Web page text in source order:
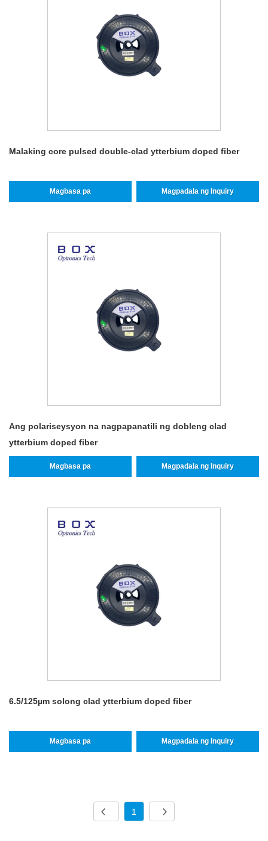
Malaking core pulsed double-clad ytterbium doped fiber
Magbasa pa Magpadala ng Inquiry
Ang polariseysyon na nagpapanatili ng dobleng clad
ytterbium doped fiber
Magbasa pa Magpadala ng Inquiry
6.5/125µm solong clad ytterbium doped fiber
Magbasa pa Magpadala ng Inquiry
1